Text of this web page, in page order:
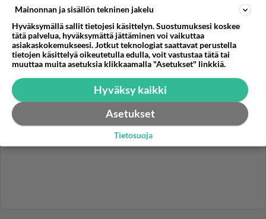
Mainonnan ja sisällön tekninen jakelu
Hyväksymällä sallit tietojesi käsittelyn. Suostumuksesi koskee
tätä palvelua, hyväksymättä jättäminen voi vaikuttaa
asiakaskokemukseesi. Jotkut teknologiat saattavat perustella
tietojen käsittelyä oikeutetulla edulla, voit vastustaa tätä tai
muuttaa muita asetuksia klikkaamalla "Asetukset" linkkiä.
Hyväksy kaikki
Asetukset
Tietosuoja